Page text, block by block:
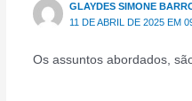
GLAYDES SIMONE
11 DE ABRIL DE 2025 EM
Os assuntos abordados,